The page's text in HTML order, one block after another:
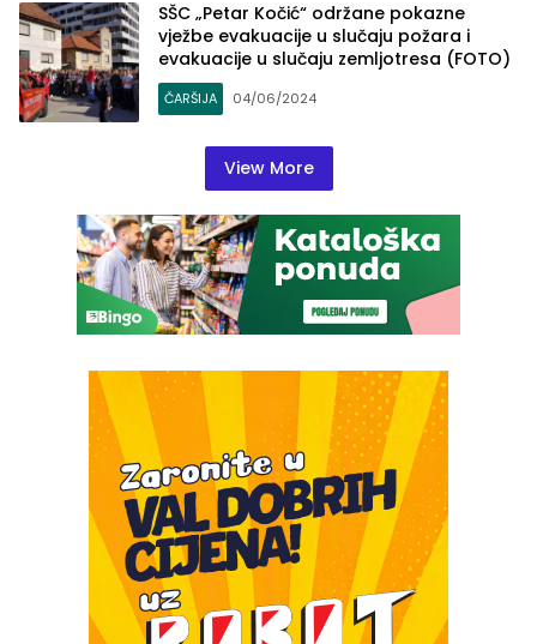
SŠC „Petar Kočić“ održane pokazne
vježbe evakuacije u slučaju požara i
evakuacije u slučaju zemljotresa (FOTO)
ČARŠIJA 04/06/2024
View More